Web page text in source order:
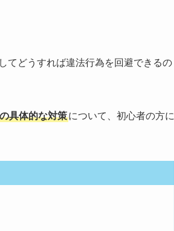
てどうすれば違法行為を回避できるの
具体的な対策について、初心者の方に